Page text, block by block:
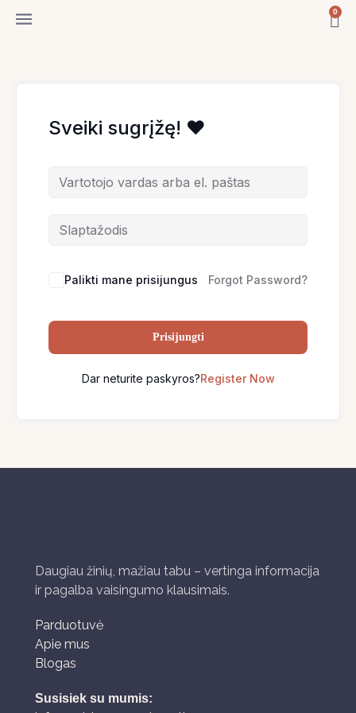
prie
0
Sveiki sugrįžę! ♥
Palikti mane prisijungus Forgot Password?
Prisijungti
Dar neturite paskyros?Register Now
Daugiau žinių, mažiau tabu – vertinga informacija
ir pagalba vaisingumo klausimais.
Parduotuvė
Apie mus
Blogas
Susisiek su mumis: